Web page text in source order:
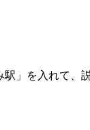
」を入れて、